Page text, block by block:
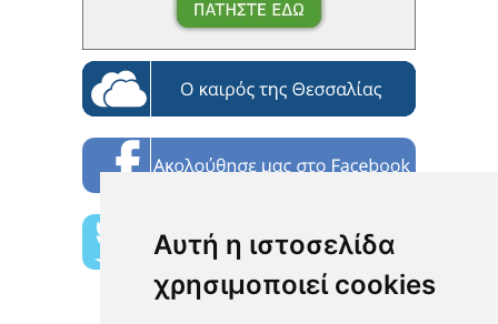
Αυτή η ιστοσελίδα
χρησιμοποιεί cookies